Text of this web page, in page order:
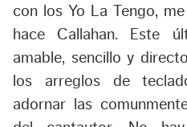
con los Yo La Tengo,
hace Callahan. Este
amable, sencillo y
los arreglos de
adornar las